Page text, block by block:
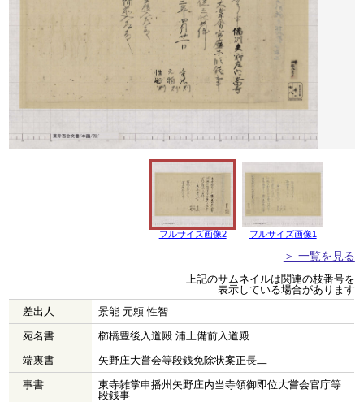
フルサイズ画像2 フルサイズ画像1
＞ 一覧を見る
上記のサムネイルは関連の枝番号を
表示している場合があります
差出人
景能 元頼 性智
宛名書
櫛橋豊後入道殿 浦上備前入道殿
端裏書
矢野庄大嘗会等段銭免除状案正長二
事書
東寺雑掌申播州矢野庄内当寺領御即位大嘗会官庁等
段銭事